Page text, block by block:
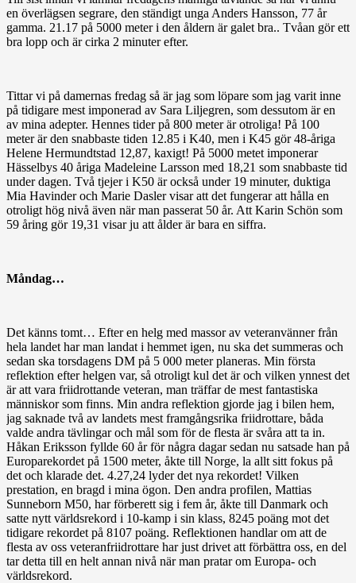
en överlägsen segrare, den ständigt unga Anders Hansson, 77 år
gamma. 21.17 på 5000 meter i den åldern är galet bra.. Tvåan gör ett
bra lopp och är cirka 2 minuter efter.
Tittar vi på damernas fredag så är jag som löpare som jag varit inne
på tidigare mest imponerad av Sara Liljegren, som dessutom är en
av mina adepter. Hennes tider på 800 meter är otroliga! På 100
meter är den snabbaste tiden 12.85 i K40, men i K45 gör 48-åriga
Helene Hermundtstad 12,87, kaxigt! På 5000 metet imponerar
Hässelbys 40 åriga Madeleine Larsson med 18,21 som snabbaste tid
under dagen. Två tjejer i K50 är också under 19 minuter, duktiga
Mia Havinder och Marie Dasler visar att det fungerar att hålla en
otroligt hög nivå även när man passerat 50 år. Att Karin Schön som
59 åring gör 19,31 visar ju att ålder är bara en siffra.
Måndag…
Det känns tomt… Efter en helg med massor av veteranvänner från
hela landet har man landat i hemmet igen, nu ska det summeras och
sedan ska torsdagens DM på 5 000 meter planeras. Min första
reflektion efter helgen var, så otroligt kul det är och vilken ynnest det
är att vara friidrottande veteran, man träffar de mest fantastiska
människor som finns. Min andra reflektion gjorde jag i bilen hem,
jag saknade två av landets mest framgångsrika friidrottare, båda
valde andra tävlingar och mål som för de flesta är svåra att ta in.
Håkan Eriksson fyllde 60 år för några dagar sedan nu satsade han på
Europarekordet på 1500 meter, åkte till Norge, la allt sitt fokus på
det och klarade det. 4.27,24 lyder det nya rekordet! Vilken
prestation, en bragd i mina ögon. Den andra profilen, Mattias
Sunneborn M50, har förberett sig i fem år, åkte till Danmark och
satte nytt världsrekord i 10-kamp i sin klass, 8245 poäng mot det
tidigare rekordet på 8107 poäng. Reflektionen handlar om att de
flesta av oss veteranfriidrottare har just drivet att förbättra oss, en del
tar detta till en helt annan nivå när man pratar om Europa- och
världsrekord.